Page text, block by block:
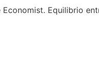
Equilibrio